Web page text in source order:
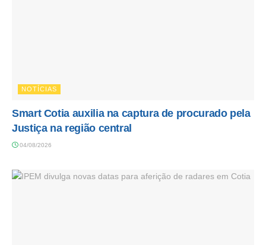
NOTÍCIAS
Smart Cotia auxilia na captura de procurado pela
Justiça na região central
04/08/2026